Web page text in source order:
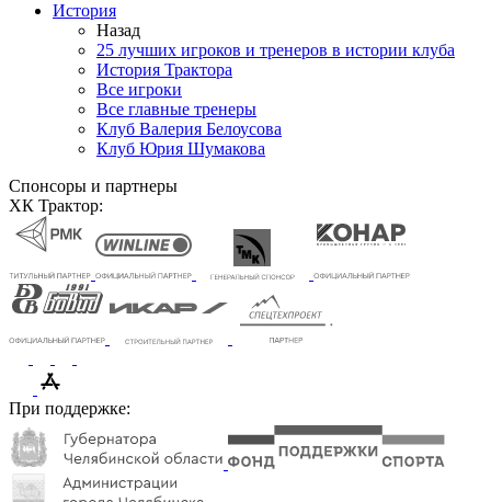
История
Назад
25 лучших игроков и тренеров в истории клуба
История Трактора
Все игроки
Все главные тренеры
Клуб Валерия Белоусова
Клуб Юрия Шумакова
Спонсоры и партнеры
ХК Трактор:
При поддержке: